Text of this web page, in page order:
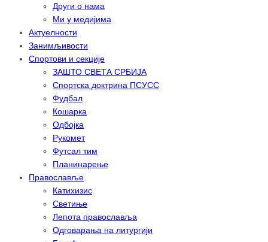
Други о нама
Ми у медијима
Актуелности
Занимљивости
Спортови и секције
ЗАШТО СВЕТА СРБИЈА
Спортска доктрина ПСУСС
Фудбал
Кошарка
Одбојка
Рукомет
Футсал тим
Планинарење
Православље
Катихизис
Светиње
Лепота православља
Одговарања на литургији